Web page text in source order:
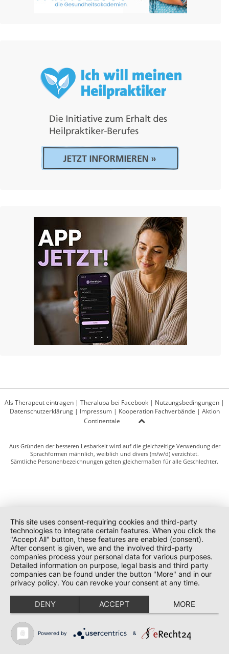
Als Therapeut eintragen | Theralupa bei Facebook | Nutzungsbedingungen |
Datenschutzerklärung| Impressum| Kooperation Fachverbände | Aktion
Continentale
Aus Gründen der besseren Lesbarkeit wird auf die gleichzeitige Verwendung der
Sprachformen männlich, weiblich und divers (m/w/d) verzichtet.
Sämtliche Personenbezeichnungen gelten gleichermaßen für alle Geschlechter.
This site uses consent-requiring cookies and third-party
technologies to integrate certain features. When you click the
"Accept All" button, these features are enabled (consent).
After consent is given, we and the involved third-party
companies process your personal data for various purposes.
Detailed information on purpose, legal basis and third party
companies can be found under the button "More" and in our
privacy policy. You can revoke your consent at any time.
DENY ACCEPT MORE
Powered by &